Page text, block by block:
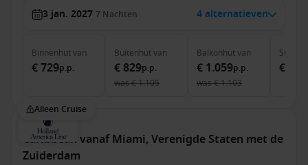
3 jan. 2027 7 Nachten 4 alternatieven
Binnenhutvan
€ 729p.p.
Buitenhutvan
€ 829p.p.
was€ 1.105
Balkonhutvan
€ 1.059p.p.
was€ 1.103
Suite
€
Alleen Cruise
Caribbean vanaf Miami, Verenigde Staten met de
Zuiderdam